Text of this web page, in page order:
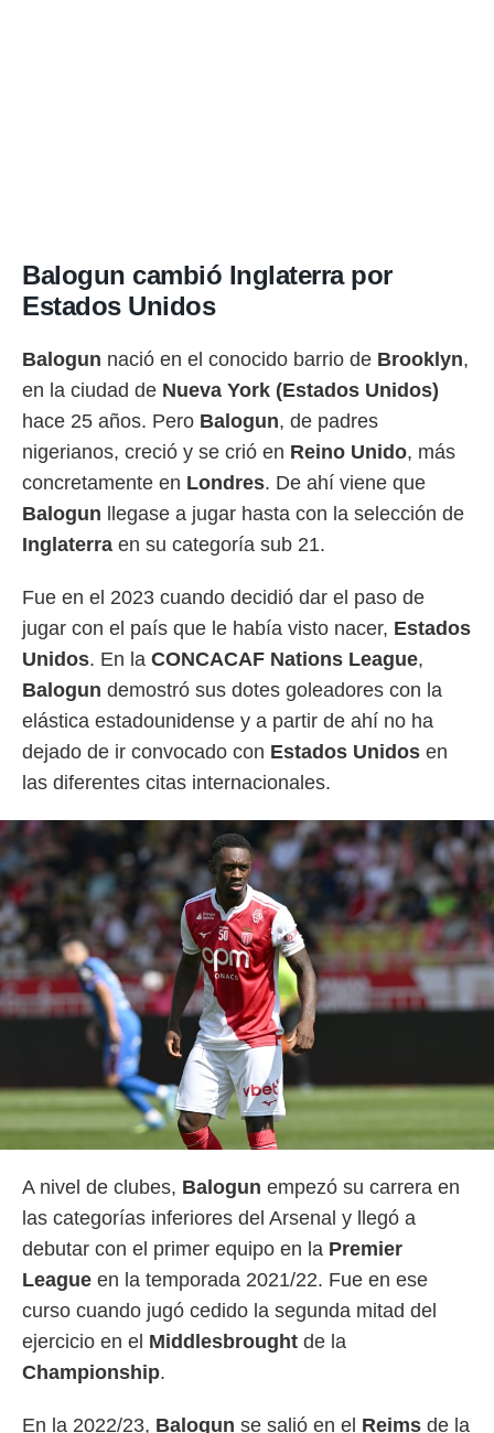
Balogun cambió Inglaterra por
Estados Unidos
Balogun nació en el conocido barrio de Brooklyn,
en la ciudad de Nueva York (Estados Unidos)
hace 25 años. Pero Balogun, de padres
nigerianos, creció y se crió en Reino Unido, más
concretamente en Londres. De ahí viene que
Balogun
llegase a jugar hasta con la selección de
Inglaterra en su categoría sub 21.
Fue en el 2023 cuando decidió dar el paso de
jugar con el país que le había visto nacer, Estados
Unidos. En la CONCACAF Nations League,
Balogun demostró sus dotes goleadores con la
elástica estadounidense y a partir de ahí no ha
dejado de ir convocado con Estados Unidos en
las diferentes citas internacionales.
A nivel de clubes, Balogun empezó su carrera en
las categorías inferiores del Arsenal y llegó a
debutar con el primer equipo en la Premier
League en la temporada 2021/22. Fue en ese
curso cuando jugó cedido la segunda mitad del
ejercicio en el Middlesbrought de la
Championship.
En la 2022/23, Balogun se salió en el Reims de la